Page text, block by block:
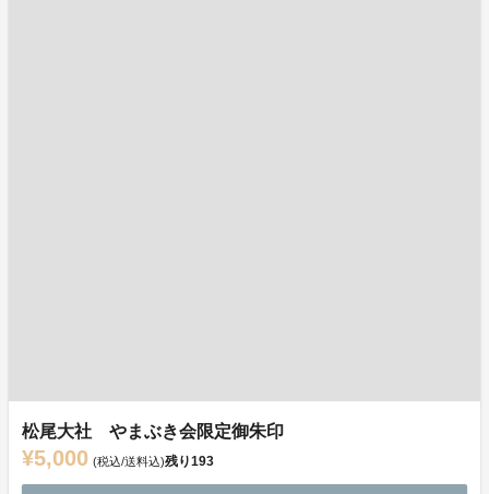
松尾大社 やまぶき会限定御朱印
¥5,000 (税込/送料込)残り193